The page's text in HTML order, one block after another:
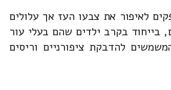
לאיפור את צבעו העז אך עלולים
בייחוד בקרב ילדים שהם בעלי עור
להדבקת ציפורניים וריסים